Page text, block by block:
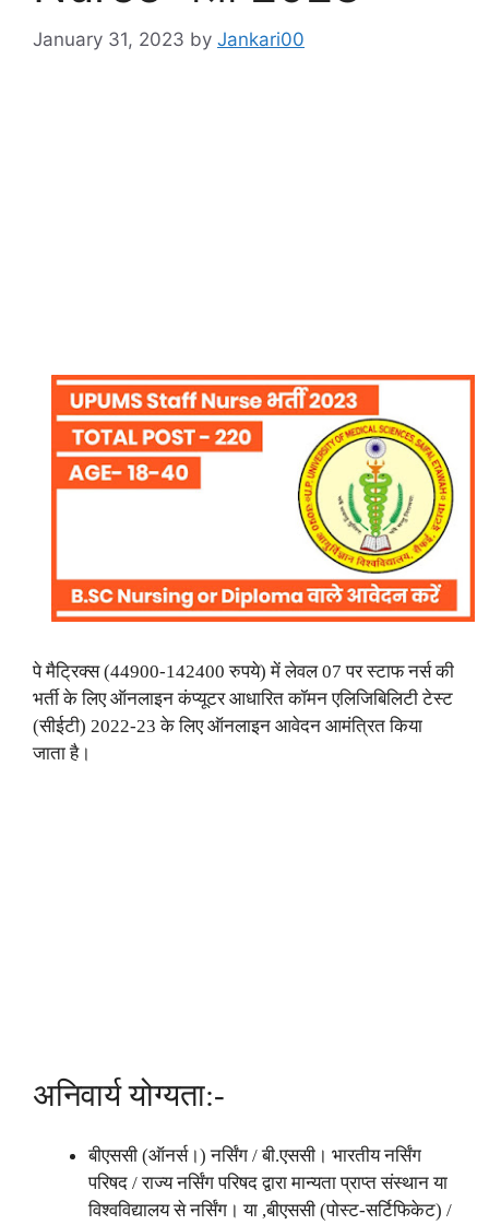
January 31, 2023 by Jankari00
पे मैट्रिक्स (44900-142400 रुपये) में लेवल 07 पर स्टाफ नर्स की
भर्ती के लिए ऑनलाइन कंप्यूटर आधारित कॉमन एलिजिबिलिटी टेस्ट
(सीईटी) 2022-23 के लिए ऑनलाइन आवेदन आमंत्रित किया
जाता है।
अनिवार्य योग्यता:-
बीएससी (ऑनर्स।) नर्सिंग / बी.एससी। भारतीय नर्सिंग
परिषद / राज्य नर्सिंग परिषद द्वारा मान्यता प्राप्त संस्थान या
विश्वविद्यालय से नर्सिंग। या ,बीएससी (पोस्ट-सर्टिफिकेट) /